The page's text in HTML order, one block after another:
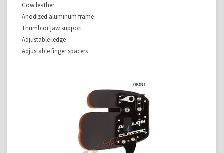
Cow leather
Anodized aluminum frame
Thumb or jaw support
Adjustable ledge
Adjustable finger spacers